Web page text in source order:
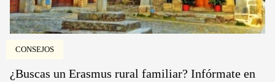
CONSEJOS
¿Buscas un Erasmus rural familiar? Infórmate en